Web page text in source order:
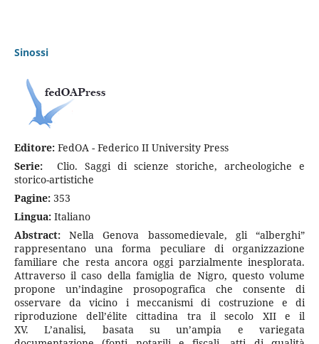
Sinossi
Editore:FedOA - Federico II University Press
Serie: Clio. Saggi di scienze storiche, archeologiche e
storico-artistiche
Pagine:353
Lingua: Italiano
Abstract:Nella Genova bassomedievale, gli “alberghi”
rappresentano una forma peculiare di organizzazione
familiare che resta ancora oggi parzialmente inesplorata.
Attraverso il caso della famiglia de Nigro, questo volume
propone un’indagine prosopografica che consente di
osservare da vicino i meccanismi di costruzione e di
riproduzione dell’élite cittadina tra il secolo XII e il
XV. L’analisi, basata su un’ampia e variegata